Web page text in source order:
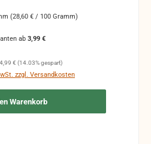
(28,60 € / 100 Gramm)
ab 3,99 €
Regulärer Preis:
4,99 € (14.03% gespart)
zzgl. Versandkosten
Warenkorb